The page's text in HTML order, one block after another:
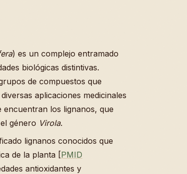
) es un complejo entramado
biológicas distintivas.
de compuestos que
aplicaciones medicinales
los lignanos, que
género Virola.
lignanos conocidos que
de la planta [PMID
antioxidantes y